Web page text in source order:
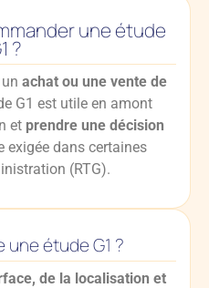
une étude
?
achat ou une vente de
G1 est utile en amont
et prendre une décision
exigée dans certaines
(RTG).
étude G1 ?
de la localisation et